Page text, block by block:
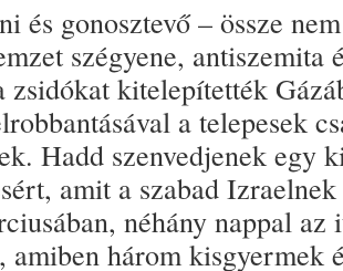
és gonosztevő – össze
szégyene, antiszemita
zsidókat kitelepítették
a telepesek
Hadd szenvedjenek egy
amit a szabad
néhány nappal
amiben három kisgyermek